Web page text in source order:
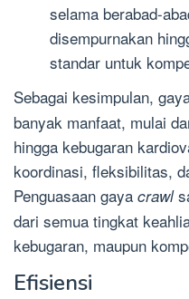
selama berabad-
disempurnakan
standar untuk
Sebagai kesimpulan,
banyak manfaat, mulai
hingga kebugaran
koordinasi, fleksibilitas,
Penguasaan gaya crawl
dari semua tingkat
kebugaran, maupun
Efisiensi